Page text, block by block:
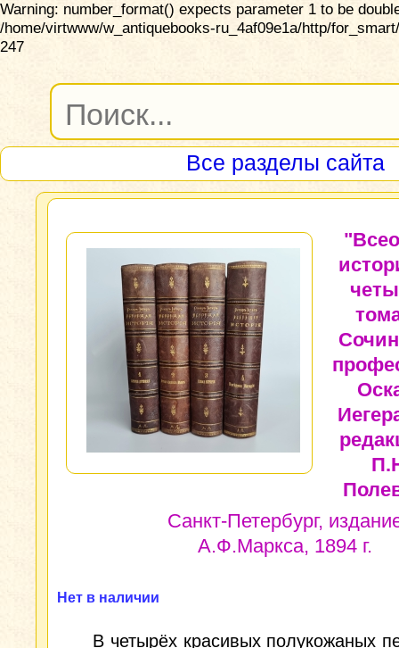
Warning: number_format() expects parameter 1 to be
/home/virtwww/w_antiquebooks-ru_4af09e1a/http/
247
Все разделы сайта
Санкт-Петербург,
А.Ф.Маркса, 1894 г.
Нет в наличии
В четырёх красивых полукожаных